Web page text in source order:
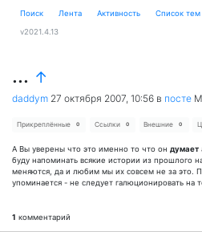
Поиск Лента Активность Cписок тем
v2021.4.13
... ↑
daddym 27 октября 2007, 10:56 в посте
Прикреплённые 0 Ссылки 0 Внешние 0
А Вы уверены что это именно то что он думает
буду напоминать всякие истории из прошлого
меняются, да и любим мы их совсем не за это.
упоминается - не следует галюционировать на
1 комментарий